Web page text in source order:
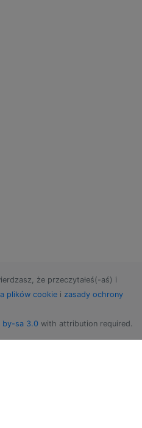
że przeczytałeś(-aś) i
plików cookie i zasady ochrony
by-sa 3.0 with attribution required.